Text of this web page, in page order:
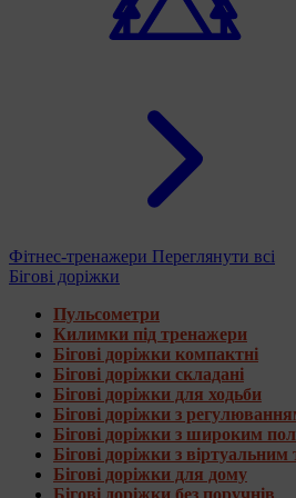
Фітнес-тренажери Переглянути всі
Бігові доріжки
Пульсометри
Килимки під тренажери
Бігові доріжки компактні
Бігові доріжки складані
Бігові доріжки для ходьби
Бігові доріжки з
Бігові доріжки з широким
Бігові доріжки з
Бігові доріжки для дому
Бігові доріжки без поручнів